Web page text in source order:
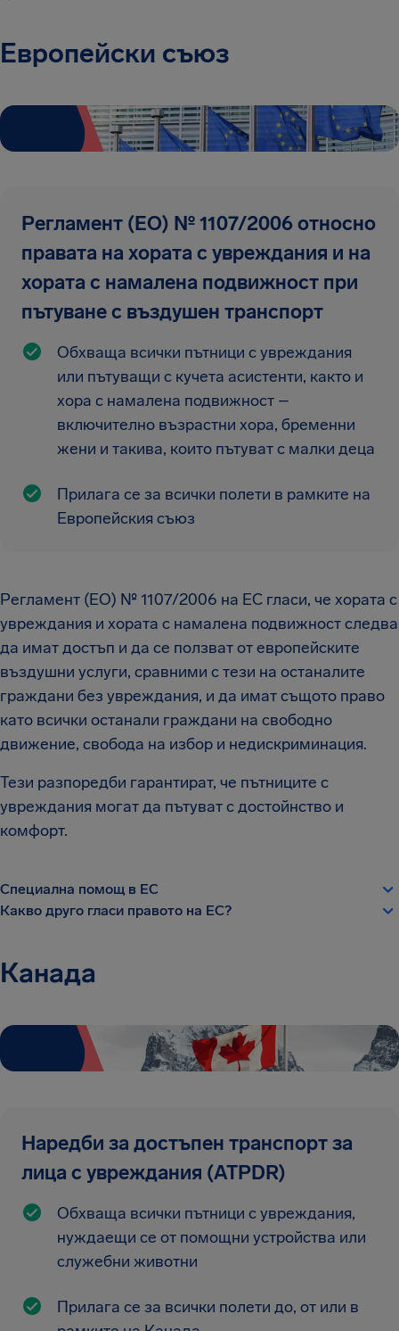
Европейски съюз
Регламент (ЕО) № 1107/2006 относно
правата на хората с увреждания и на
хората с намалена подвижност при
пътуване с въздушен транспорт
Обхваща всички пътници с увреждания
или пътуващи с кучета асистенти, както и
хора с намалена подвижност –
включително възрастни хора, бременни
жени и такива, които пътуват с малки деца
Прилага се за всички полети в рамките на
Европейския съюз
Регламент (ЕО) № 1107/2006 на ЕС гласи, че хората с
увреждания и хората с намалена подвижност следва
да имат достъп и да се ползват от европейските
въздушни услуги, сравними с тези на останалите
граждани без увреждания, и да имат същото право
като всички останали граждани на свободно
движение, свобода на избор и недискриминация.
Тези разпоредби гарантират, че пътниците с
увреждания могат да пътуват с достойнство и
комфорт.
Специална помощ в ЕС
Какво друго гласи правото на ЕС?
Канада
Наредби за достъпен транспорт за
лица с увреждания (ATPDR)
Обхваща всички пътници с увреждания,
нуждаещи се от помощни устройства или
служебни животни
Прилага се за всички полети до, от или в